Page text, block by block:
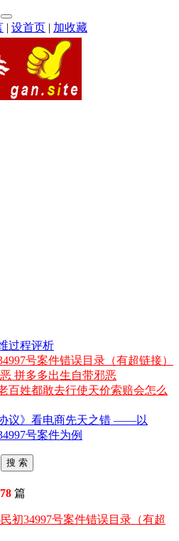
| 设首页 | 加收藏
过程评析
号案件错误目录（有超链接）
拼多多出生自带邪恶
百姓都敢去行使天价索赔会怎么
议》看电商先天之错 ——以
号案件为例
搜 索
篇
民初34997号案件错误目录（有超